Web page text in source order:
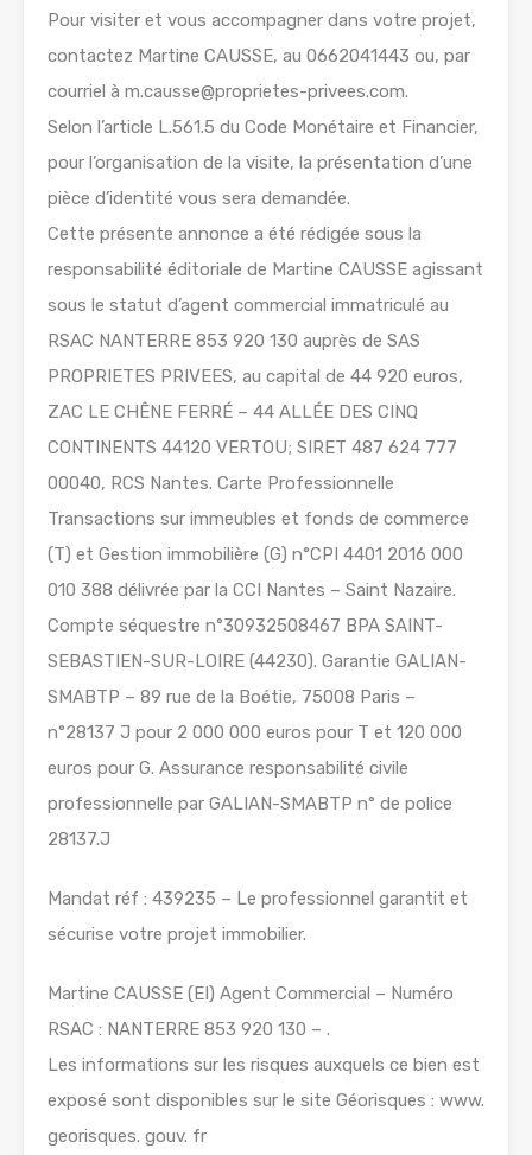
Pour visiter et vous accompagner dans votre projet,
contactez Martine CAUSSE, au 0662041443 ou, par
courriel à m.causse@proprietes-privees.com.
Selon l’article L.561.5 du Code Monétaire et Financier,
pour l’organisation de la visite, la présentation d’une
pièce d’identité vous sera demandée.
Cette présente annonce a été rédigée sous la
responsabilité éditoriale de Martine CAUSSE agissant
sous le statut d’agent commercial immatriculé au
RSAC NANTERRE 853 920 130 auprès de SAS
PROPRIETES PRIVEES, au capital de 44 920 euros,
ZAC LE CHÊNE FERRÉ – 44 ALLÉE DES CINQ
CONTINENTS 44120 VERTOU; SIRET 487 624 777
00040, RCS Nantes. Carte Professionnelle
Transactions sur immeubles et fonds de commerce
(T) et Gestion immobilière (G) n°CPI 4401 2016 000
010 388 délivrée par la CCI Nantes – Saint Nazaire.
Compte séquestre n°30932508467 BPA SAINT-
SEBASTIEN-SUR-LOIRE (44230). Garantie GALIAN-
SMABTP – 89 rue de la Boétie, 75008 Paris –
n°28137 J pour 2 000 000 euros pour T et 120 000
euros pour G. Assurance responsabilité civile
professionnelle par GALIAN-SMABTP n° de police
28137.J
Mandat réf : 439235 – Le professionnel garantit et
sécurise votre projet immobilier.
Martine CAUSSE (EI) Agent Commercial – Numéro
RSAC : NANTERRE 853 920 130 – .
Les informations sur les risques auxquels ce bien est
exposé sont disponibles sur le site Géorisques : www.
georisques. gouv. fr